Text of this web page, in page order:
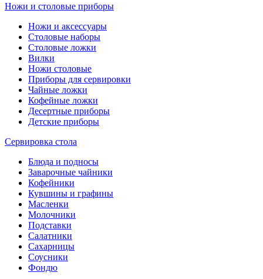
Ножи и столовые приборы
Ножи и аксессуары
Столовые наборы
Столовые ложки
Вилки
Ножи столовые
Приборы для сервировки
Чайные ложки
Кофейные ложки
Десертные приборы
Детские приборы
Сервировка стола
Блюда и подносы
Заварочные чайники
Кофейники
Кувшины и графины
Масленки
Молочники
Подставки
Салатники
Сахарницы
Соусники
Фондю